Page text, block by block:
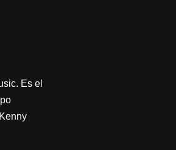
Es el